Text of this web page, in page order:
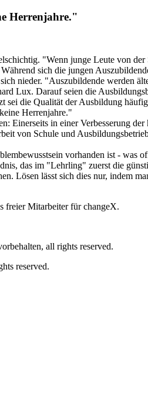
Herrenjahre."
"Wenn junge Leute von
sich die jungen
nieder. "Auszubildende werden
Lux. Darauf seien die
sei die Qualität der Ausbildung
Herrenjahre."
Einerseits in einer Verbesserung
von Schule und
vorhanden ist -
das im "Lehrling" zuerst die
Lösen lässt sich dies nur, indem
freier Mitarbeiter für changeX.
all rights reserved.
reserved.